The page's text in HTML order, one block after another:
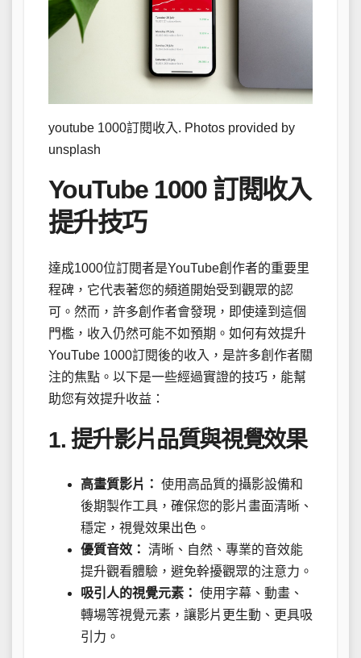
youtube 1000訂閱收入. Photos provided by
unsplash
YouTube 1000 訂閱收入
提升技巧
達成1000位訂閱者是YouTube創作者的重要里
程碑，它代表著您的頻道開始受到觀眾的認
可。然而，許多創作者會發現，即使達到這個
門檻，收入仍然可能不如預期。如何有效提升
YouTube 1000訂閱後的收入，是許多創作者關
注的焦點。以下是一些經過實證的技巧，能幫
助您有效提升收益：
1. 提升影片品質與視覺效果
高畫質影片： 使用高品質的攝影設備和
後期製作工具，確保您的影片畫面清晰、
穩定，視覺效果出色。
優質音效： 清晰、自然、專業的音效能
提升觀看體驗，避免幹擾觀眾的注意力。
吸引人的視覺元素： 使用字幕、動畫、
轉場等視覺元素，讓影片更生動、更具吸
引力。